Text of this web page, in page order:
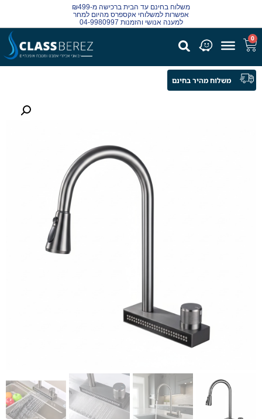
משלוח בחינם עד הבית ברכישה מ-₪499
אפשרות למשלוחי אקספרס מהיום למחר
למענה אנושי והזמנות 04-9980997
0
משלוח מהיר בחינם